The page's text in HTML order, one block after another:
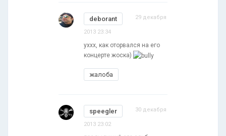
deborant 29 декабря
2013 23:34
уххх, как оторвался на его
концерте жоска)
жалоба
speegler 30 декабря
2013 23:02